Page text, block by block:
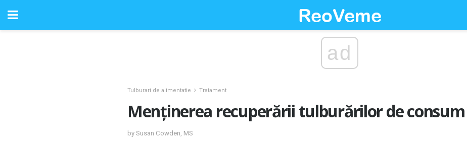
ad
Tulburari de alimentatie Tratament
Menținerea recuperării tulburărilor de
by Susan Cowden, MS